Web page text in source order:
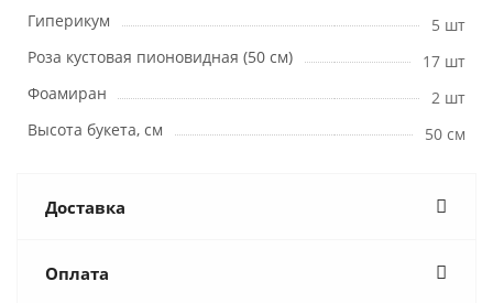
Гиперикум
5 шт
Роза кустовая пионовидная (50 см)
17 шт
Фоамиран
2 шт
Высота букета, см
50 см
Доставка
Оплата